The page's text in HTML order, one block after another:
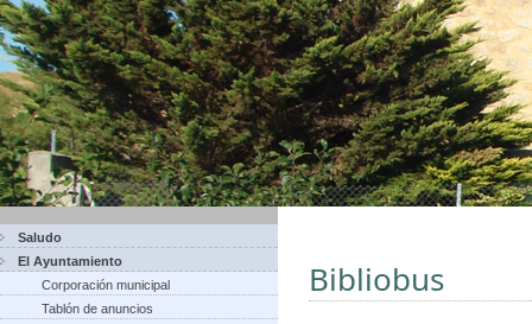
Saludo
El Ayuntamiento
Corporación municipal
Tablón de anuncios
Bibliobus